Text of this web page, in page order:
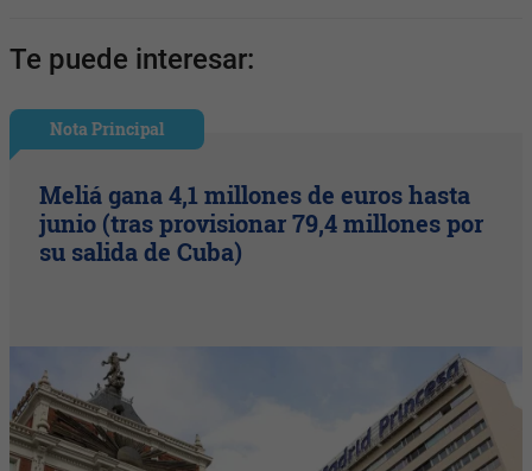
Te puede interesar:
Nota Principal
Meliá gana 4,1 millones de euros hasta
junio (tras provisionar 79,4 millones por
su salida de Cuba)